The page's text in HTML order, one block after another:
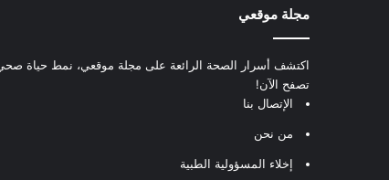
مجلة موقعي
اكتشف أسرار الصحة الرائعة على مجلة موقعي، نمط حياة
تصفح الآن!
الإتصال بنا
من نحن
إخلاء المسؤولية الطبية